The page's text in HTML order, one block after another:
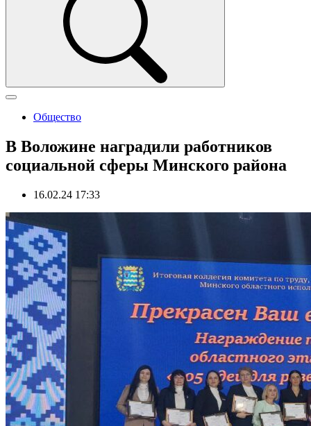
Общество
В Воложине наградили работников
социальной сферы Минского района
16.02.24 17:33